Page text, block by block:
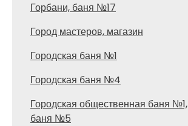
Горбани, баня №17
Город мастеров, магазин
Городская баня №1
Городская баня №4
Городская общественная баня №1,
баня №5